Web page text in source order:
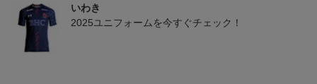
いわき
2025ユニフォームを今すぐチェック！